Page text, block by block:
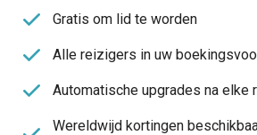
Gratis om lid te worden
Alle reizigers in uw
Automatische upgrades na elke
Wereldwijd kortingen